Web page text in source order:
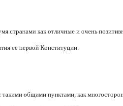
странами как отличные и очень
ее первой Конституции.
общими пунктами, как